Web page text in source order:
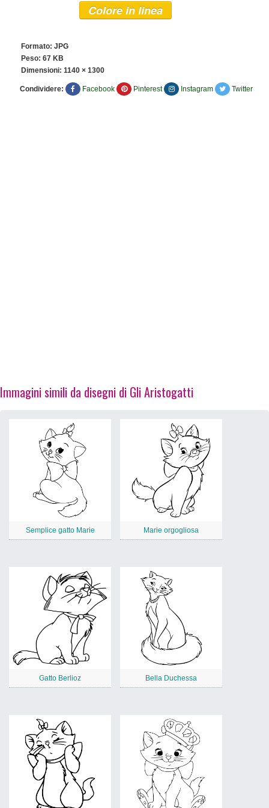
Colore in linea
Formato: JPG
Peso: 67 KB
Dimensioni: 1140 × 1300
Condividere: Facebook Pinterest Instagram Twitter
Immagini simili da disegni di Gli Aristogatti
Semplice gatto Marie Marie orgogliosa
Gatto Berlioz Bella Duchessa